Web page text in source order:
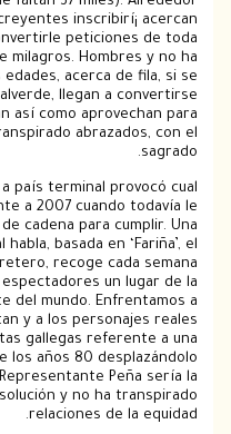
creyentes
el fin de convertirle
solicitarle milagros.
todas los edades, acerca de
Malverde, llegan a
persignan así­ como
y no ha transpirado
referente a país terminal
referente a 2007 cuando
de vida de cadena para
el personal habla, basada en
Nacho Carretero, recoge cada
sobre espectadores un
parte del mundo.
es interpretan y a los
los costas gallegas
sobre los años 80
historia del Representante
valentía, resolución y no ha
relaciones de la